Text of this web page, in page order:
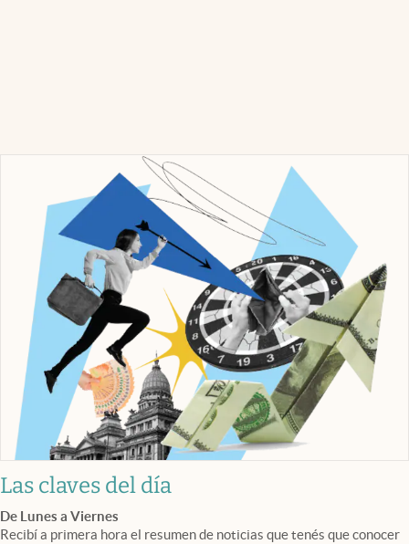
Las claves del día
De Lunes a Viernes
Recibí a primera hora el resumen de noticias que tenés que conocer